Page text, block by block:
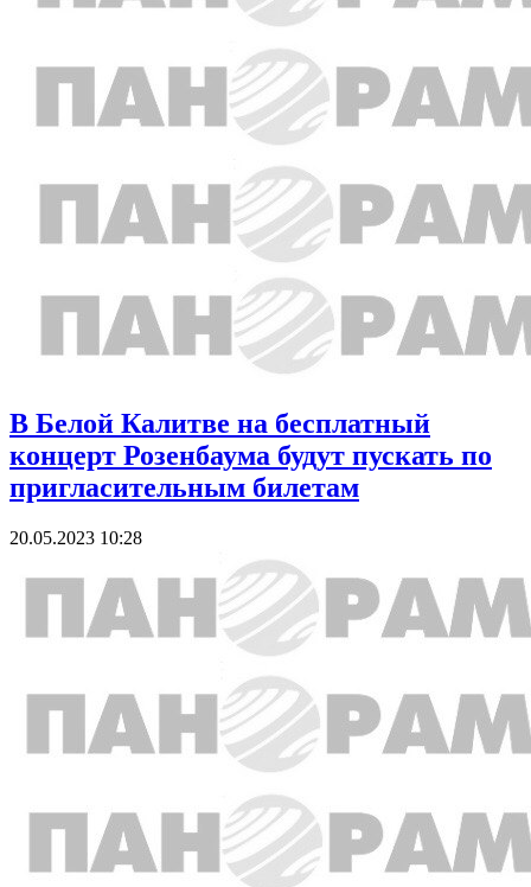
В Белой Калитве на бесплатный
концерт Розенбаума будут пускать по
пригласительным билетам
20.05.2023 10:28